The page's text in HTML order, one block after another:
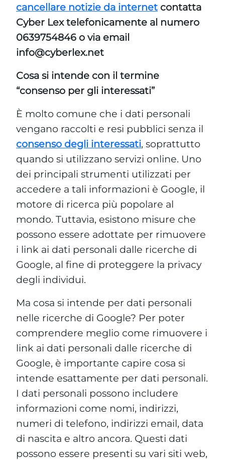
cancellare notizie da internet contatta
Cyber Lex telefonicamente al numero
0639754846 o via email
info@cyberlex.net
Cosa si intende con il termine
“consenso per gli interessati”
È molto comune che i dati personali
vengano raccolti e resi pubblici senza il
consenso degli interessati, soprattutto
quando si utilizzano servizi online. Uno
dei principali strumenti utilizzati per
accedere a tali informazioni è Google, il
motore di ricerca più popolare al
mondo. Tuttavia, esistono misure che
possono essere adottate per rimuovere
i link ai dati personali dalle ricerche di
Google, al fine di proteggere la privacy
degli individui.
Ma cosa si intende per dati personali
nelle ricerche di Google? Per poter
comprendere meglio come rimuovere i
link ai dati personali dalle ricerche di
Google, è importante capire cosa si
intende esattamente per dati personali.
I dati personali possono includere
informazioni come nomi, indirizzi,
numeri di telefono, indirizzi email, data
di nascita e altro ancora. Questi dati
possono essere presenti su vari siti web,